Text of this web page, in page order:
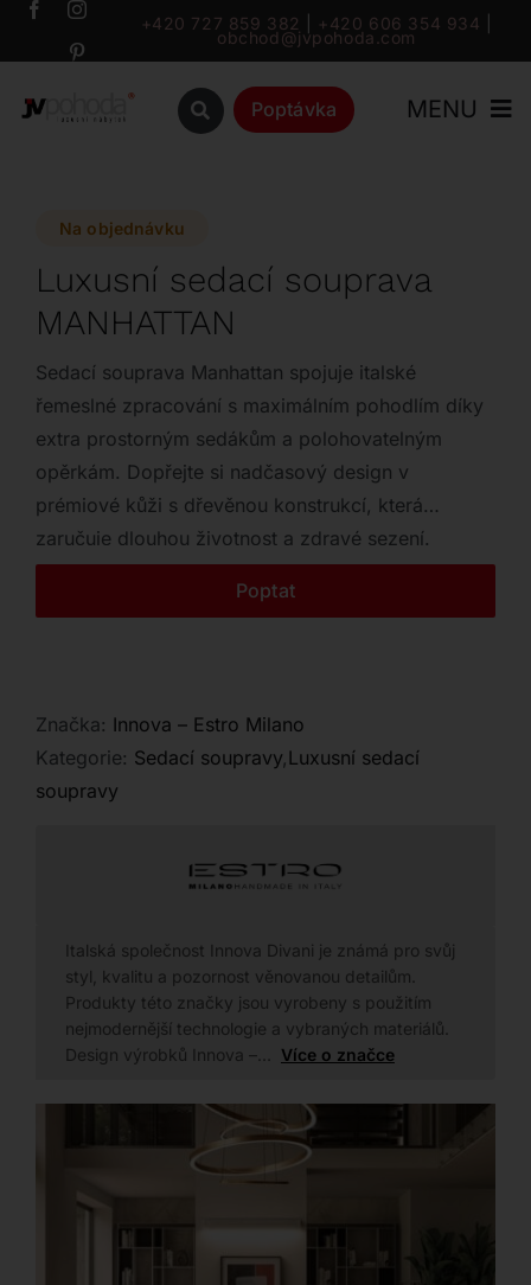
Přeskočit
+420 727 859 382 +420 606 354 934
obchod@jvpohoda.com
Poptávka MENU
Katalog
Značky
Outlet
Kontakt
Na objednávku
Luxusní sedací souprava
MANHATTAN
Sedací souprava Manhattan spojuje italské
řemeslné zpracování s maximálním pohodlím díky
extra prostorným sedákům a polohovatelným
opěrkám. Dopřejte si nadčasový design v
prémiové kůži s dřevěnou konstrukcí, která
zaručuje dlouhou životnost a zdravé sezení.
Poptat
Značka: Innova – Estro Milano
Kategorie: Sedací soupravy,Luxusní sedací
soupravy
Italská společnost Innova Divani je známá pro svůj
styl, kvalitu a pozornost věnovanou detailům.
Produkty této značky jsou vyrobeny s použitím
nejmodernější technologie a vybraných materiálů.
Design výrobků Innova –… Více o značce